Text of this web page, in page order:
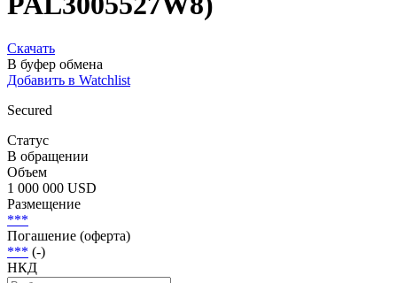
Скачать
В буфер обмена
Добавить в Watchlist
Secured
Статус
В обращении
Объем
1 000 000 USD
Размещение
***
Погашение (оферта)
*** (-)
НКД